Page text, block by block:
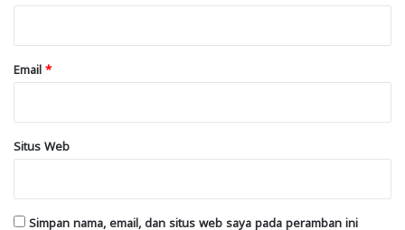
Email *
Situs Web
Simpan nama, email, dan situs web saya pada peramban ini